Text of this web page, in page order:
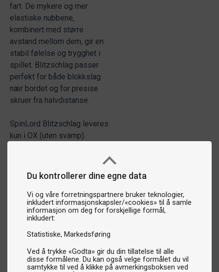
Du kontrollerer dine egne data
Vi og våre forretningspartnere bruker teknologier,
inkludert informasjonskapsler/«cookies» til å samle
informasjon om deg for forskjellige formål,
inkludert:
Statistiske Markedsføring
Ved å trykke «Godta» gir du din tillatelse til alle
disse formålene. Du kan også velge formålet du vil
samtykke til ved å klikke på avmerkingsboksen ved
fart. De mykere og mer
elastiske nubbene,
kombinert med større
avstand mellom dem, gir en
stabil følelse og trygghet i
spillet. Blitzschlag passer
perfekt for både blokkslag
nær bordet og for presise
skruer fra halvdistanse.
SpinLord Blitzschlag leveres
kun i OX (uten svamp).